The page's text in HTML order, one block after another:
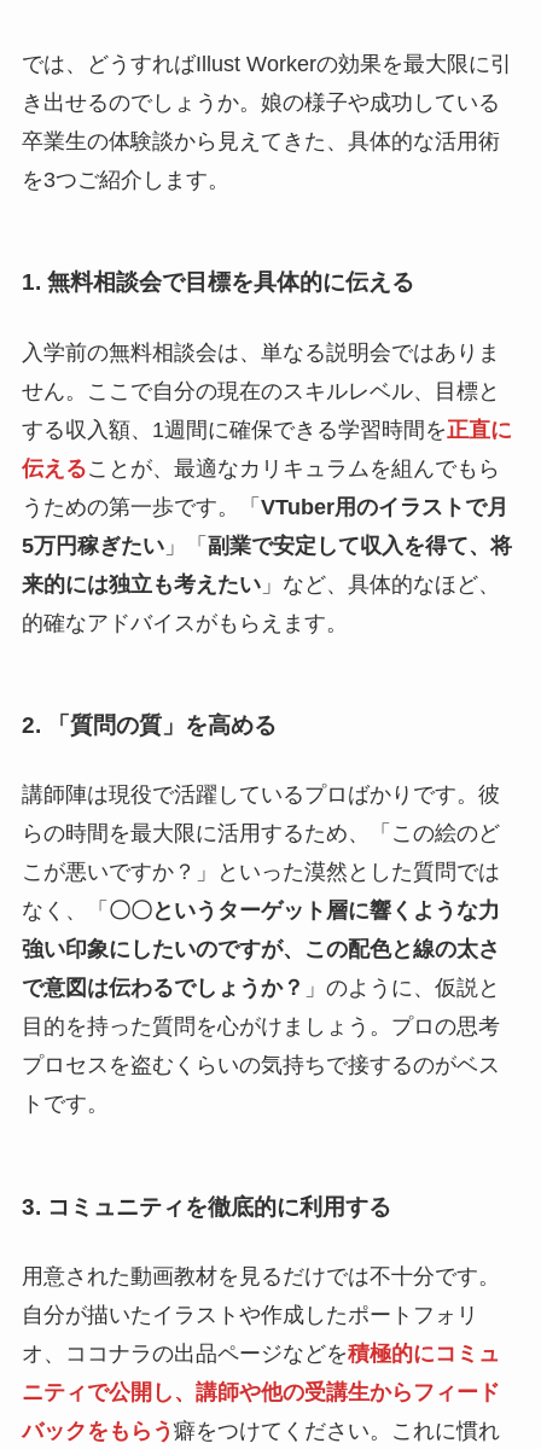
では、どうすればIllust Workerの効果を最大限に引
き出せるのでしょうか。娘の様子や成功している
卒業生の体験談から見えてきた、具体的な活用術
を3つご紹介します。
1. 無料相談会で目標を具体的に伝える
入学前の無料相談会は、単なる説明会ではありま
せん。ここで自分の現在のスキルレベル、目標と
する収入額、1週間に確保できる学習時間を正直に
伝えることが、最適なカリキュラムを組んでもら
うための第一歩です。「 VTuber用のイラストで月
5万円稼ぎたい」「 副業で安定して収入を得て、将
来的には独立も考えたい」など、具体的なほど、
的確なアドバイスがもらえます。
2. 「質問の質」を高める
講師陣は現役で活躍しているプロばかりです。彼
らの時間を最大限に活用するため、「この絵のど
こが悪いですか？」といった漠然とした質問では
なく、「 〇〇というターゲット層に響くような力
強い印象にしたいのですが、この配色と線の太さ
で意図は伝わるでしょうか？ 」のように、仮説と
目的を持った質問を心がけましょう。プロの思考
プロセスを盗むくらいの気持ちで接するのがベス
トです。
3. コミュニティを徹底的に利用する
用意された動画教材を見るだけでは不十分です。
自分が描いたイラストや作成したポートフォリ
オ、ココナラの出品ページなどを積極的にコミュ
ニティで公開し、講師や他の受講生からフィード
バックをもらう 癖をつけてください。これに慣れ